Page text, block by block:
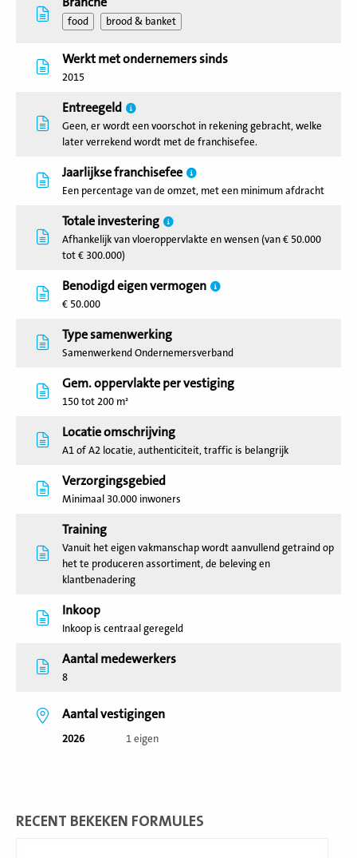
food brood & banket
Werkt met ondernemers sinds
2015
Entreegeld
Geen, er wordt een voorschot in rekening gebracht, welke
later verrekend wordt met de franchisefee.
Jaarlijkse franchisefee
Een percentage van de omzet, met een minimum afdracht
Totale investering
Afhankelijk van vloeroppervlakte en wensen (van € 50.000
tot € 300.000)
Benodigd eigen vermogen
€ 50.000
Type samenwerking
Samenwerkend Ondernemersverband
Gem. oppervlakte per vestiging
150 tot 200 m²
Locatie omschrijving
A1 of A2 locatie, authenticiteit, traffic is belangrijk
Verzorgingsgebied
Minimaal 30.000 inwoners
Training
Vanuit het eigen vakmanschap wordt aanvullend getraind op
het te produceren assortiment, de beleving en
klantbenadering
Inkoop
Inkoop is centraal geregeld
Aantal medewerkers
8
Aantal vestigingen
2026 1 eigen
RECENT BEKEKEN FORMULES